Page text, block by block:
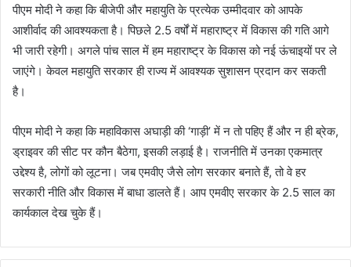
पीएम मोदी ने कहा कि बीजेपी और महायुति के प्रत्येक उम्मीदवार को आपके
आशीर्वाद की आवश्यकता है। पिछले 2.5 वर्षों में महाराष्ट्र में विकास की गति आगे
भी जारी रहेगी। अगले पांच साल में हम महाराष्ट्र के विकास को नई ऊंचाइयों पर ले
जाएंगे। केवल महायुति सरकार ही राज्य में आवश्यक सुशासन प्रदान कर सकती
है।
पीएम मोदी ने कहा कि महाविकास अघाड़ी की ‘गाड़ी’ में न तो पहिए हैं और न ही ब्रेक,
ड्राइवर की सीट पर कौन बैठेगा, इसकी लड़ाई है। राजनीति में उनका एकमात्र
उद्देश्य है, लोगों को लूटना। जब ​​एमवीए जैसे लोग सरकार बनाते हैं, तो वे हर
सरकारी नीति और विकास में बाधा डालते हैं। आप एमवीए सरकार के 2.5 साल का
कार्यकाल देख चुके हैं।